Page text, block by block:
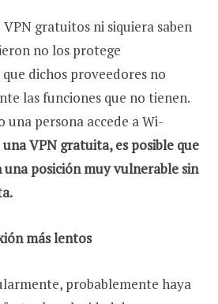
gratuitos ni siquiera saben
no los protege
dichos proveedores no
las funciones que no tienen.
persona accede a Wi-
VPN gratuita, es posible que
una posición muy vulnerable sin
más lentos
probablemente haya